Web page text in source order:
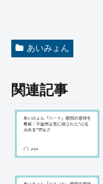
あいみょん
関連記事